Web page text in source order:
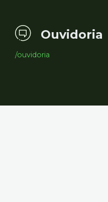
Ouvidoria
/ouvidoria